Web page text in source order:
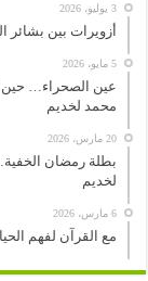
3 يوليو، 2026
أزويرات بين
5 مايو، 2026
عين الصحراء… حين
محمد لخديم
20 مارس، 2026
بطلة رمضان
لخديم
6 مارس، 2026
مع القرآن لفهم